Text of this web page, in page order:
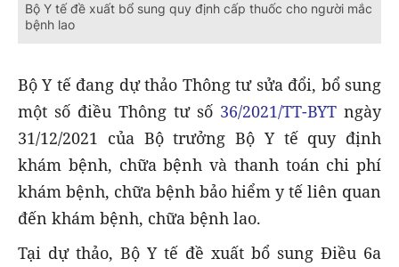
Bộ Y tế đề xuất bổ sung quy định cấp thuốc cho người mắc
bệnh lao
Bộ Y tế đang dự thảo Thông tư sửa đổi, bổ sung
một số điều Thông tư số 36/2021/TT-BYT ngày
31/12/2021 của Bộ trưởng Bộ Y tế quy định
khám bệnh, chữa bệnh và thanh toán chi phí
khám bệnh, chữa bệnh bảo hiểm y tế liên quan
đến khám bệnh, chữa bệnh lao.
Tại dự thảo, Bộ Y tế đề xuất bổ sung Điều 6a